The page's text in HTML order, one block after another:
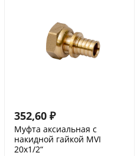
352,60 ₽
Муфта аксиальная с
накидной гайкой MVI
20x1/2“